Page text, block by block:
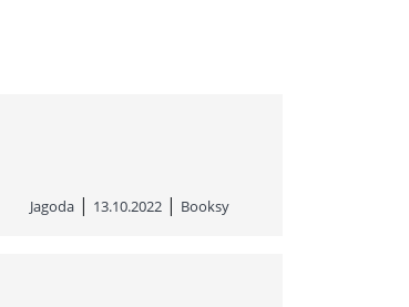
Jagoda | 13.10.2022 | Booksy